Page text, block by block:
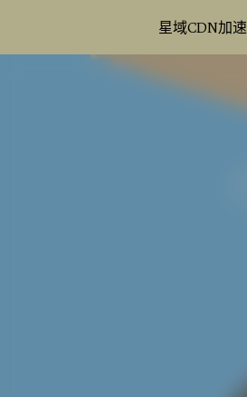
星域CDN加速